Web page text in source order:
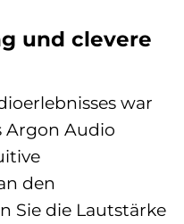
und clevere
war
Argon Audio
den
Sie die Lautstärke